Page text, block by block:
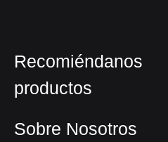
Recomiéndanos
productos
Sobre Nosotros